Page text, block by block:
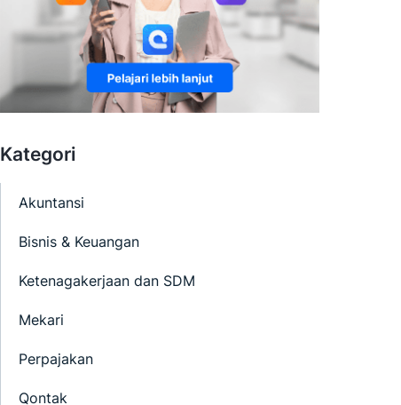
Kategori
Akuntansi
Bisnis & Keuangan
Ketenagakerjaan dan SDM
Mekari
Perpajakan
Qontak